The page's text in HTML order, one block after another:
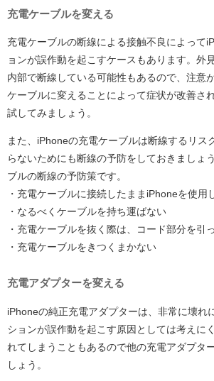
充電ケーブルを変える
充電ケーブルの断線による接触不良によって
ョンが誤作動を起こすケースもあります。外
内部で断線している可能性もあるので、注意
ケーブルに変えることによって症状が改善さ
試してみましょう。
また、iPhoneの充電ケーブルは断線するリス
らないためにも断線の予防をしておきましょ
ブルの断線の予防策です。
・充電ケーブルに接続したままiPhoneを使用
・なるべくケーブルを持ち運ばない
・充電ケーブルを抜く際は、コード部分を引
・充電ケーブルをきつくまかない
充電アダプターを変える
iPhoneの純正充電アダプターは、非常に壊れ
ションが誤作動を起こす原因としては考えに
れてしまうこともあるので他の充電アダプタ
しょう。